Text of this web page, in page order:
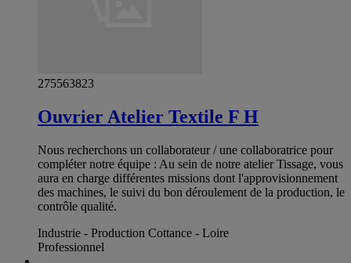
275563823
Ouvrier Atelier Textile F H
Nous recherchons un collaborateur / une collaboratrice pour
compléter notre équipe : Au sein de notre atelier Tissage, vous
aura en charge différentes missions dont l'approvisionnement
des machines, le suivi du bon déroulement de la production, le
contrôle qualité.
Industrie - Production Cottance - Loire
Professionnel